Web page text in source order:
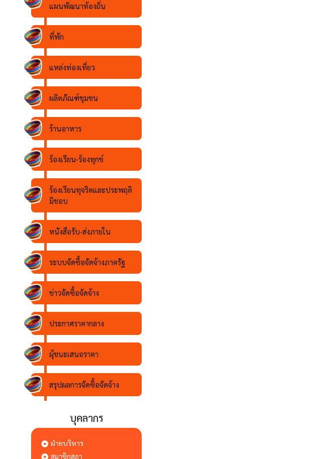
แผนพัฒนาท้องถิ่น
ที่พัก
แหล่งท่องเที่ยว
ผลิตภัณฑ์ชุมชน
ร้านอาหาร
ร้องเรียน-ร้องทุกข์
ร้องเรียนทุจริตและประพฤติ
มิชอบ
หนังสือรับ-ส่งภายใน
ระบบจัดซื้อจัดจ้างภาครัฐ
ข่าวจัดซื้อจัดจ้าง
ประกาศราคากลาง
ผุ้ชนะเสนอราคา
สรุปผลการจัดซื้อจัดจ้าง
บุคลากร
ฝ่ายบริหาร
สมาชิกสภา